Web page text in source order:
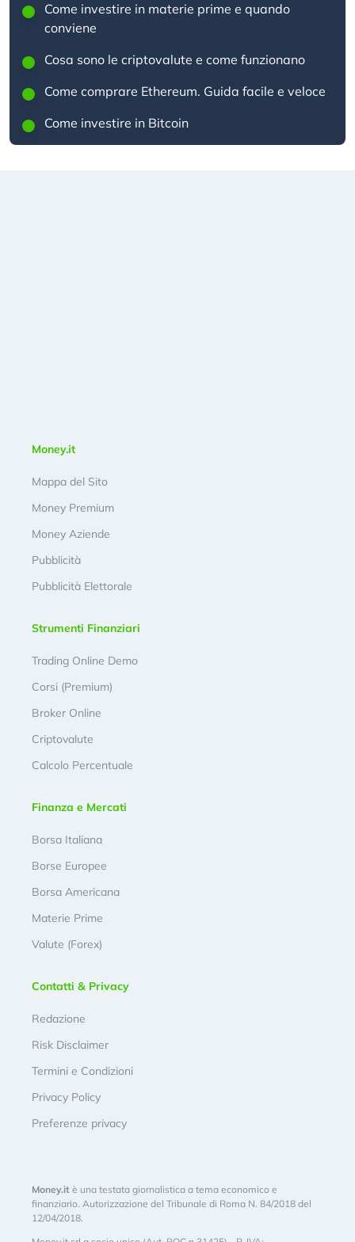
Come investire in materie prime e quando
conviene
Cosa sono le criptovalute e come funzionano
Come comprare Ethereum. Guida facile e veloce
Come investire in Bitcoin
Money.it
Mappa del Sito
Money Premium
Money Aziende
Pubblicità
Pubblicità Elettorale
Strumenti Finanziari
Trading Online Demo
Corsi (Premium)
Broker Online
Criptovalute
Calcolo Percentuale
Finanza e Mercati
Borsa Italiana
Borse Europee
Borsa Americana
Materie Prime
Valute (Forex)
Contatti & Privacy
Redazione
Risk Disclaimer
Termini e Condizioni
Privacy Policy
Preferenze privacy
Money.it è una testata giornalistica a tema economico e
finanziario. Autorizzazione del Tribunale di Roma N. 84/2018 del
12/04/2018.